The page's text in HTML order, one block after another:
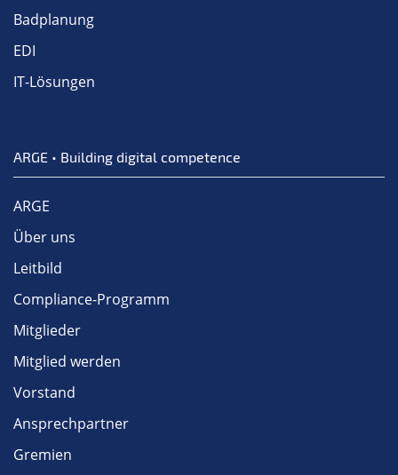
Badplanung
EDI
IT-Lösungen
ARGE • Building digital competence
ARGE
Über uns
Leitbild
Compliance-Programm
Mitglieder
Mitglied werden
Vorstand
Ansprechpartner
Gremien